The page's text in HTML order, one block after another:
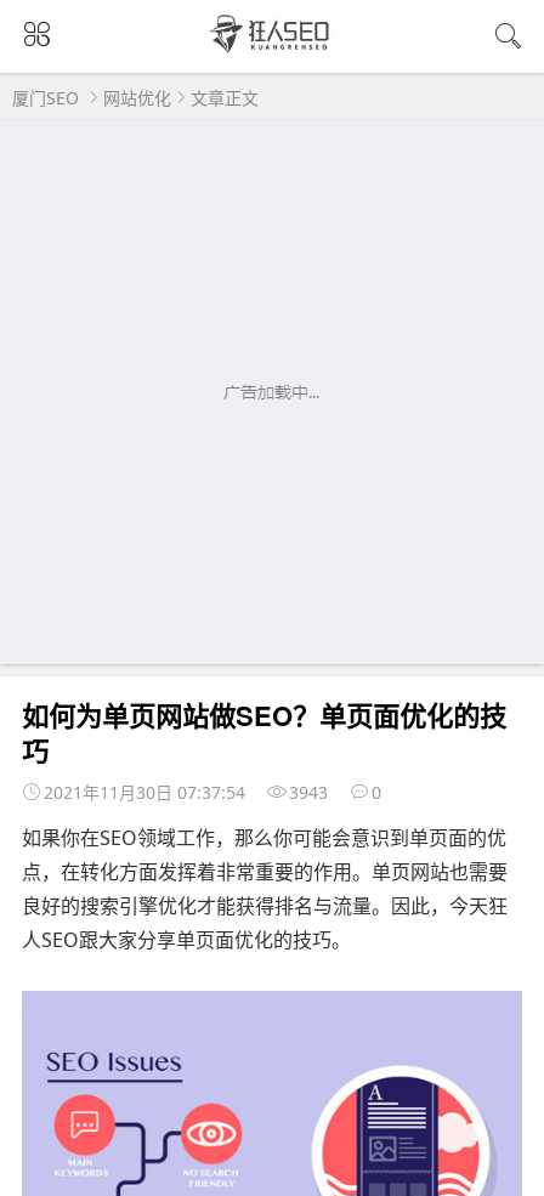
厦门SEO 网站优化 文章正文
如何为单页网站做SEO？单页面优化的技
巧
2021年11月30日 07:37:54 3943 0
如果你在SEO领域工作，那么你可能会意识到单页面的优
点，在转化方面发挥着非常重要的作用。单页网站也需要
良好的搜索引擎优化才能获得排名与流量。因此，今天狂
人SEO跟大家分享单页面优化的技巧。